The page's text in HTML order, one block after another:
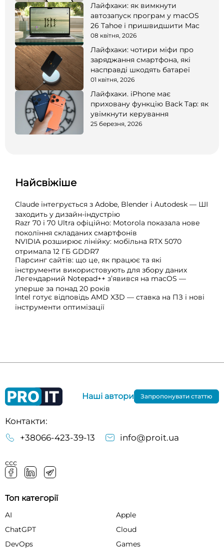
Лайфхаки: як вимкнути
автозапуск програм у macOS
26 Tahoe і пришвидшити Mac
08 квітня, 2026
Лайфхаки: чотири міфи про
заряджання смартфона, які
насправді шкодять батареї
01 квітня, 2026
Лайфхаки. iPhone має
приховану функцію Back Tap: як
увімкнути керування
25 березня, 2026
Найсвіжіше
Claude інтегрується з Adobe, Blender і Autodesk — ШІ
заходить у дизайн-індустрію
Razr 70 і 70 Ultra офіційно: Motorola показала нове
покоління складаних смартфонів
NVIDIA розширює лінійку: мобільна RTX 5070
отримала 12 ГБ GDDR7
Парсинг сайтів: що це, як працює та які
інструменти використовують для збору даних
Легендарний Notepad++ з’явився на macOS —
уперше за понад 20 років
Intel готує відповідь AMD X3D — ставка на ПЗ і нові
інструменти оптимізації
Контакти:
+38066-423-39-13
info@proit.ua
ссс
Наші автори Запропонувати статтю
Топ категорії
AI
Apple
ChatGPT
Cloud
DevOps
Games